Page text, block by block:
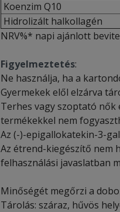
Koenzim Q10
Hidrolizált halkollagén
NRV%* napi ajánlott
Figyelmeztetés:
Ne használja, ha a
Gyermekek elől elzárva
Terhes vagy szoptató nők
termékekkel nem
Az (-)-epigallokatekin-3-
Az étrend-kiegészítő nem
felhasználási javaslatban
Minőségét megőrzi a
Tárolás: száraz, hűvös